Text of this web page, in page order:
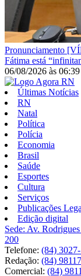
Pronunciamento
Fátima está
06/08/2026 às 06:39
Últimas Notícias
RN
Natal
Política
Polícia
Economia
Brasil
Saúde
Esportes
Cultura
Serviços
Publicações
Edição digital
Sede: Av.
200
Telefone: (84)
Redação: (84)
Comercial: (84)